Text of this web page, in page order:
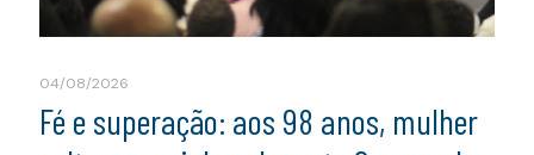
04/08/2026
Fé e superação: aos 98 anos, mulher